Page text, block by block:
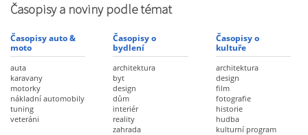
Časopisy a noviny podle témat
Časopisy auto &
moto
auta
karavany
motorky
nákladní automobily
tuning
veteráni
Časopisy o
bydlení
architektura
byt
design
dům
interiér
reality
zahrada
Časopisy o
kultuře
architektura
design
film
fotografie
historie
hudba
kulturní program